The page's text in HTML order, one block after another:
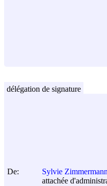
De:
Sylvie Zimmermann
attachée
délégation de signature